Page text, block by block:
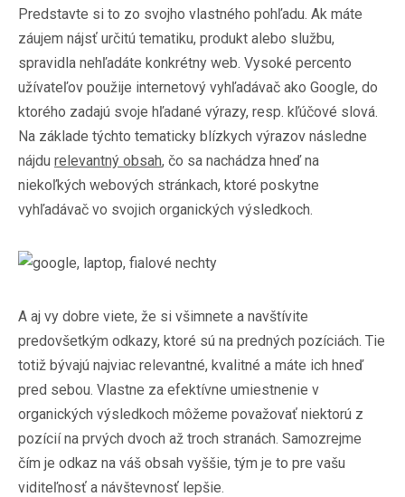
Predstavte si to zo svojho vlastného pohľadu. Ak máte
záujem nájsť určitú tematiku, produkt alebo službu,
spravidla nehľadáte konkrétny web. Vysoké percento
užívateľov použije internetový vyhľadávač ako Google, do
ktorého zadajú svoje hľadané výrazy, resp. kľúčové slová.
Na základe týchto tematicky blízkych výrazov následne
nájdu relevantný obsah, čo sa nachádza hneď na
niekoľkých webových stránkach, ktoré poskytne
vyhľadávač vo svojich organických výsledkoch.
A aj vy dobre viete, že si všimnete a navštívite
predovšetkým odkazy, ktoré sú na predných pozíciách. Tie
totiž bývajú najviac relevantné, kvalitné a máte ich hneď
pred sebou. Vlastne za efektívne umiestnenie v
organických výsledkoch môžeme považovať niektorú z
pozícií na prvých dvoch až troch stranách. Samozrejme
čím je odkaz na váš obsah vyššie, tým je to pre vašu
viditeľnosť a návštevnosť lepšie.